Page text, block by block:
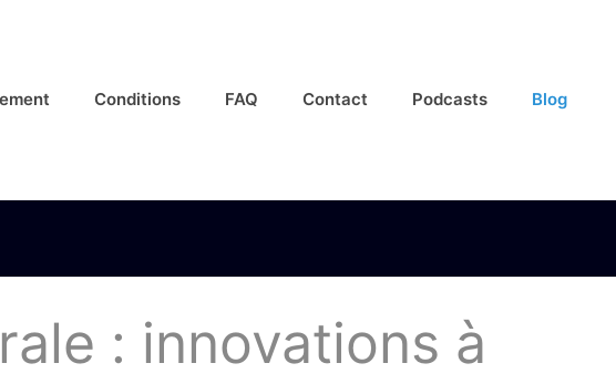
Conditions FAQ Contact Podcasts Blog
: innovations à